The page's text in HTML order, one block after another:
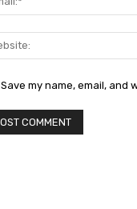
Save my name, email, and